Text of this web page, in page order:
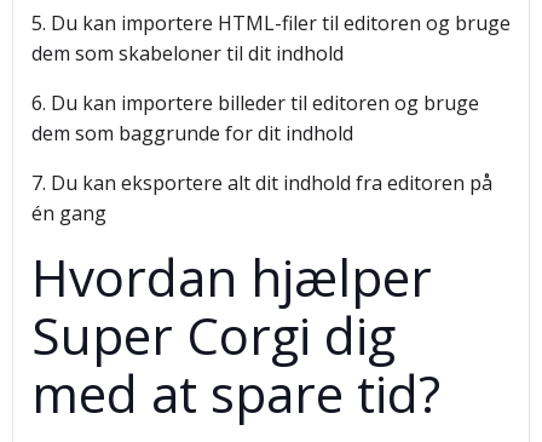
5. Du kan importere HTML-filer til editoren og bruge
dem som skabeloner til dit indhold
6. Du kan importere billeder til editoren og bruge
dem som baggrunde for dit indhold
7. Du kan eksportere alt dit indhold fra editoren på
én gang
Hvordan hjælper
Super Corgi dig
med at spare tid?